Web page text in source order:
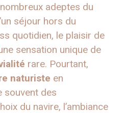
adeptes du
séjour hors du
quotidien, le plaisir de
sensation unique de
rare. Pourtant,
naturiste en
souvent des
du navire, l’ambiance